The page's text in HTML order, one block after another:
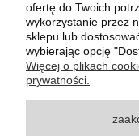
Wszystkie materiały graficzne i
są prawnie chronione i
z zastrzeżeniem korzystania o
wskazaniem źródła. Nazwy
ofertę do Twoich
wykorzystanie przez
sklepu lub
wybierając opcję
Więcej o plikach
prywatności.